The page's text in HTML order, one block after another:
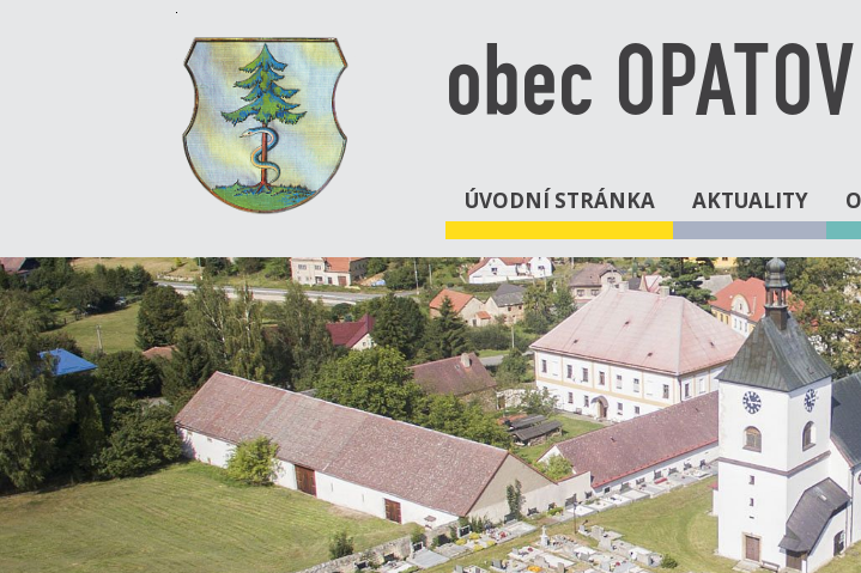
obec OPATOV
ÚVODNÍ STRÁNKA AKTUALITY